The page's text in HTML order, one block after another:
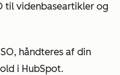
til videnbaseartikler og
håndteres af din
i HubSpot.